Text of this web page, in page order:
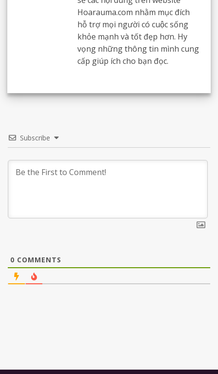
Hoarauma.com nhằm mục đích
hỗ trợ mọi người có cuộc sống
khỏe mạnh và tốt đẹp hơn. Hy
vọng những thông tin mình cung
cấp giúp ích cho bạn đọc.
Subscribe
0 COMMENTS